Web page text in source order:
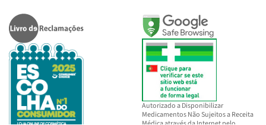
Autorizado a Disponibilizar
Medicamentos Não Sujeitos a Receita